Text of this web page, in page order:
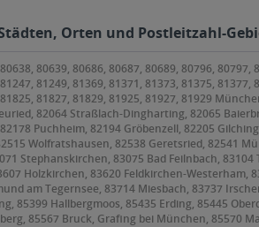
Orten und Postleitzahl-
80639, 80686, 80687, 80689, 80796,
81249, 81369, 81371, 81373, 81375,
81827, 81829, 81925, 81927, 81929
82064 Straßlach-Dingharting, 82065
Puchheim, 82194 Gröbenzell, 82205
Wolfratshausen, 82538 Geretsried, 82541
Stephanskirchen, 83075 Bad Feilnbach,
Holzkirchen, 83620 Feldkirchen-Westerham,
am Tegernsee, 83714 Miesbach, 83737
85399 Hallbergmoos, 85435 Erding, 85445
85567 Bruck, Grafing bei München, 85570